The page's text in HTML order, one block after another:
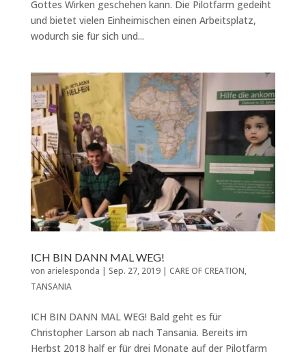
Gottes Wirken geschehen kann. Die Pilotfarm gedeiht
und bietet vielen Einheimischen einen Arbeitsplatz,
wodurch sie für sich und...
ICH BIN DANN MAL WEG!
von arielesponda | Sep. 27, 2019| CARE OF CREATION,
TANSANIA
ICH BIN DANN MAL WEG! Bald geht es für
Christopher Larson ab nach Tansania. Bereits im
Herbst 2018 half er für drei Monate auf der Pilotfarm